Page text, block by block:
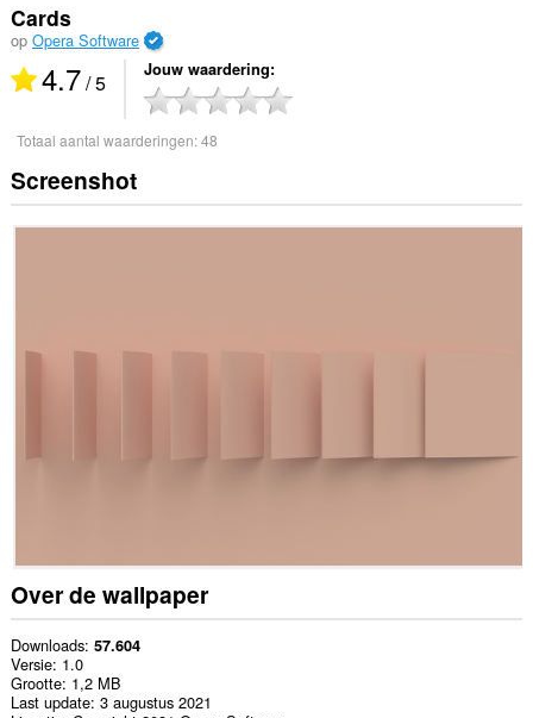
Cards
op Opera Software
4.7/ 5 Jouw waardering
Totaal aantal waarderingen:48
Screenshot
Over de wallpaper
Downloads 57.604
Versie 1.0
Grootte 1,2 MB
Last update 3 augustus 2021